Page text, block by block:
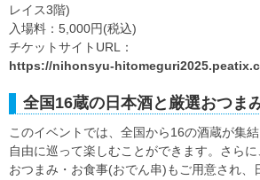
レイス3階)
入場料：5,000円(税込)
チケットサイトURL：
https://nihonsyu-
全国16蔵の日本酒と厳選おつま
このイベントでは、全国から16の酒蔵が集
自由に巡って楽しむことができます。さら
おつまみ・お食事(おでん串)もご用意され、